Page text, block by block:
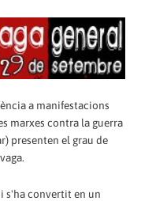
a manifestacions
marxes contra la guerra
presenten el grau de
s'ha convertit en un